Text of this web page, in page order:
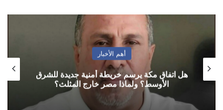
أهم الأخبار
هل اتفاق مكة يرسم خريطة أمنية جديدة للشرق
الأوسط؟ ولماذا مصر خارج المثلث؟